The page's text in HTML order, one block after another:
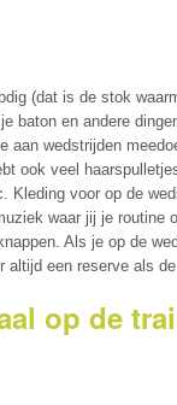
(dat is de stok
baton en andere
aan wedstrijden
ook veel
Kleding voor op de
waar jij je routine
Als je op de
altijd een reserve als
op de